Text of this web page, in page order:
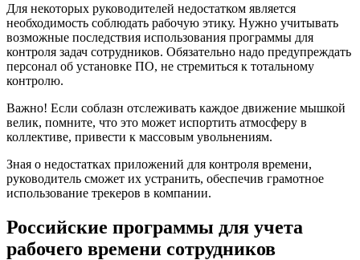
Для некоторых руководителей недостатком является
необходимость соблюдать рабочую этику. Нужно учитывать
возможные последствия использования программы для
контроля задач сотрудников. Обязательно надо предупреждать
персонал об установке ПО, не стремиться к тотальному
контролю.
Важно! Если соблазн отслеживать каждое движение мышкой
велик, помните, что это может испортить атмосферу в
коллективе, привести к массовым увольнениям.
Зная о недостатках приложений для контроля времени,
руководитель сможет их устранить, обеспечив грамотное
использование трекеров в компании.
Российские программы для учета
рабочего времени сотрудников